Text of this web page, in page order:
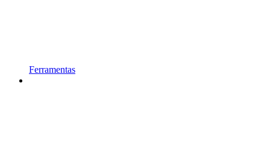
Ferramentas